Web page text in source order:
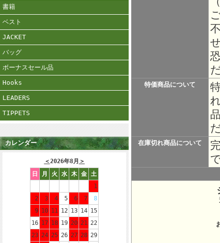
書籍
ベスト
JACKET
バッグ
ボーナスセール品
Hooks
LEADERS
TIPPETS
カレンダー
＜2026年8月 ＞
日
月 火 水 木 金
土
1
2
3 4 5 6 7
8
9 10 11 12 13 14 15
16 17 18 19 20 21
22
23 24 25 26 27 28 29
特価商品について
在庫切れ商品について